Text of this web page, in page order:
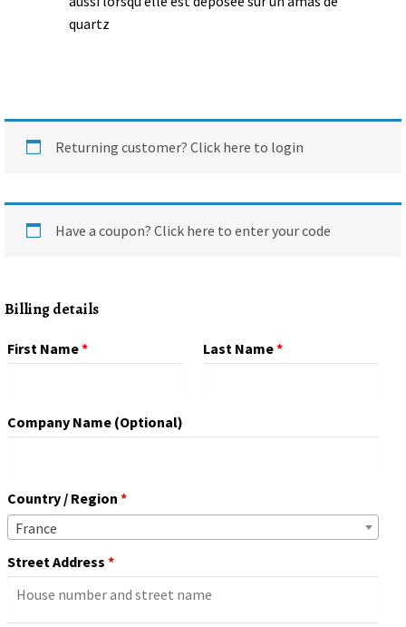
quartz
Returning customer? Click here to login
Have a coupon? Click here to enter your code
Billing details
First Name* Last Name*
Company Name (optional)
Country / Region *
France
Street Address *